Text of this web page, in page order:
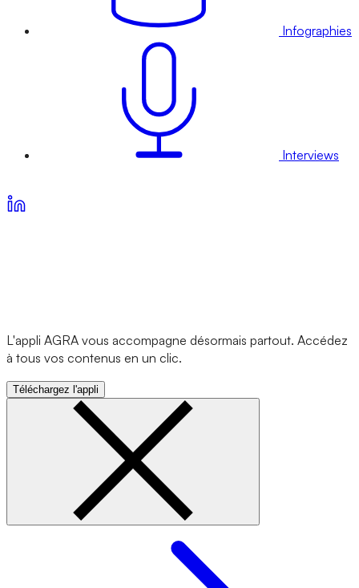
Infographies
Interviews
L'appli AGRA vous accompagne désormais partout. Accédez
à tous vos contenus en un clic.
Téléchargez l'appli